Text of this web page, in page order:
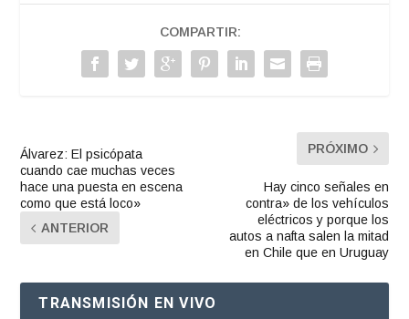
COMPARTIR:
Álvarez: El psicópata
cuando cae muchas veces
hace una puesta en escena
como que está loco»
ANTERIOR
PRÓXIMO
Hay cinco señales en
contra» de los vehículos
eléctricos y porque los
autos a nafta salen la mitad
en Chile que en Uruguay
TRANSMISIÓN EN VIVO